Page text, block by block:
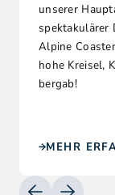
unserer
spektakulärer
Alpine
hohe Kreisel,
bergab!
MEHR